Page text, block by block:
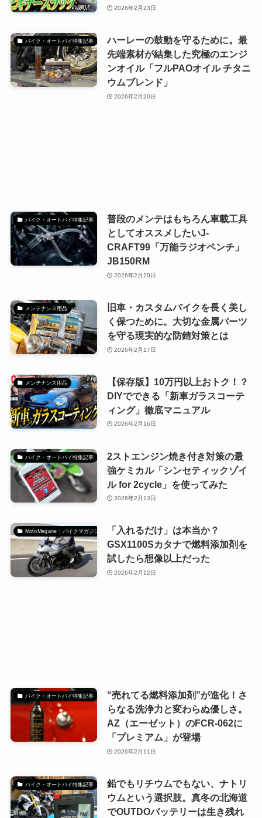
2026年2月23日
バイク・オートバイ特集記事
ハーレーの鼓動を守るために。最
先端素材が結集した究極のエンジ
ンオイル「フルPAOオイル チタニ
ウムブレンド」
2026年2月20日
バイク・オートバイ特集記事
普段のメンテはもちろん車載工具
としてオススメしたいJ-
CRAFT99「万能ラジオペンチ」
JB150RM
2026年2月20日
メンテナンス用品
旧車・カスタムバイクを長く美し
く保つために。大切な金属パーツ
を守る現実的な防錆対策とは
2026年2月17日
メンテナンス用品
【保存版】10万円以上おトク！？
DIYでできる「新車ガラスコーテ
ィング」徹底マニュアル
2026年2月16日
バイク・オートバイ特集記事
2ストエンジン焼き付き対策の最
強ケミカル「シンセティックゾイ
ル for 2cycle」を使ってみた
2026年2月13日
MotoMegane｜バイクマガジン
「入れるだけ」は本当か？
GSX1100Sカタナで燃料添加剤を
試したら想像以上だった
2026年2月12日
バイク・オートバイ特集記事
“売れてる燃料添加剤”が進化！さ
らなる洗浄力と変わらぬ優しさ。
AZ（エーゼット）のFCR-062に
「プレミアム」が登場
2026年2月11日
バイク・オートバイ特集記事
鉛でもリチウムでもない、ナトリ
ウムという選択肢。真冬の北海道
でOUTDOバッテリーは生き残れ